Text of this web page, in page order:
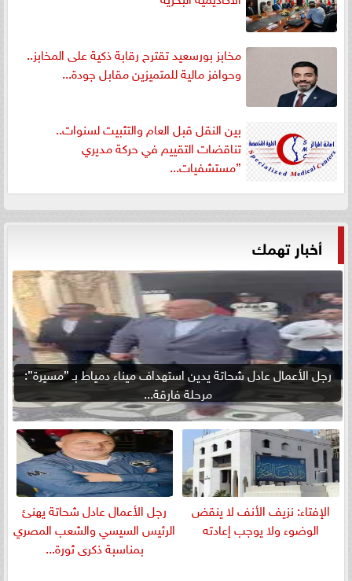
مخابز بورسعيد تقترح رقابة ذكية على المخابز..
وحوافز مالية للمتميزين مقابل جودة...
بين النقل قبل العام والتثبيت لسنوات..
تناقضات التقييم في حركة مديري
”مستشفيات...
أخبار تهمك
رجل الأعمال عادل شحاتة يدين استهداف ميناء دمياط بـ ”مسيرة”:
مرحلة فارقة...
الإفتاء: نزيف الأنف لا ينقض
الوضوء ولا يوجب إعادته
رجل الأعمال عادل شحاتة يهنئ
الرئيس السيسي والشعب المصري
بمناسبة ذكرى ثورة...